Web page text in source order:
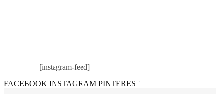
[instagram-feed]
FACEBOOK INSTAGRAM PINTEREST